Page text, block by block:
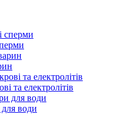
та електролітів
для води